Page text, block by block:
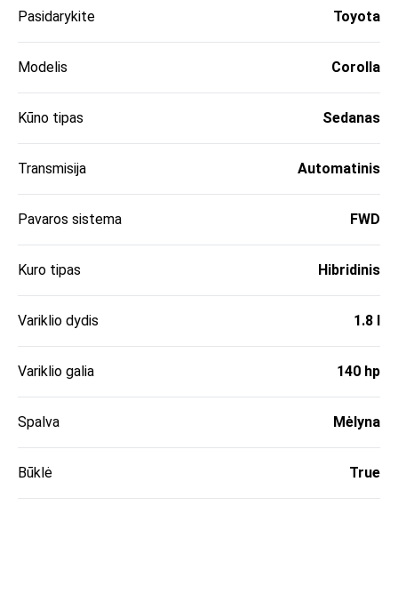
Pasidarykite Toyota
Modelis Corolla
Kūno tipas Sedanas
Transmisija Automatinis
Pavaros sistema FWD
Kuro tipas Hibridinis
Variklio dydis 1.8 l
Variklio galia 140 hp
Spalva Mėlyna
Būklė True